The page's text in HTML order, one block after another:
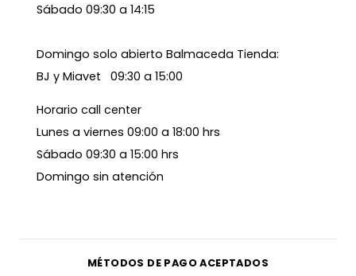
Sábado 09:30 a 14:15
Domingo solo abierto Balmaceda Tienda:
BJ y Miavet 09:30 a 15:00
Horario call center
Lunes a viernes 09:00 a 18:00 hrs
Sábado 09:30 a 15:00 hrs
Domingo sin atención
MÉTODOS DE PAGO ACEPTADOS